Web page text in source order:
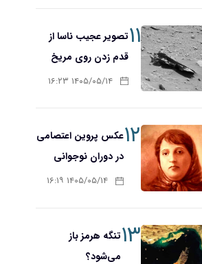
۱۱تصویر عجیب ناسا از
قدم زدن روی مریخ
۱۴۰۵/۰۵/۱۴ ۱۶:۲۳
۱۲عکس پروین اعتصامی
در دوران نوجوانی
۱۴۰۵/۰۵/۱۴ ۱۶:۱۹
۱۳تنگه هرمز باز
می‌شود؟